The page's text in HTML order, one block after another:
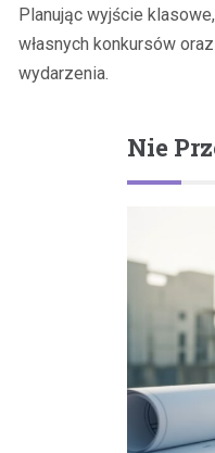
Planując wyjście
własnych konkursów
wydarzenia.
Nie